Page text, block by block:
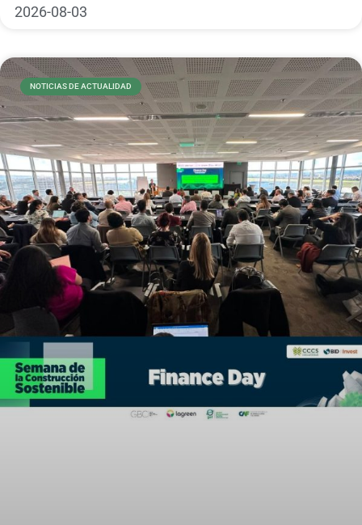
2026-08-03
NOTICIAS DE ACTUALIDAD